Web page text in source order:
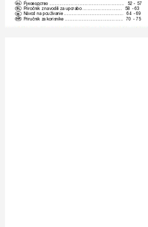
RU Руководство 52 - 57
Priročnik z navodili za uporabo 58 - 63
SK Návod na používanie ............................................... 64 - 69
Priručnik za korisnike 70 - 75